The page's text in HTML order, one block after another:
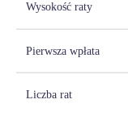
Wysokość raty
Pierwsza wpłata
Liczba rat